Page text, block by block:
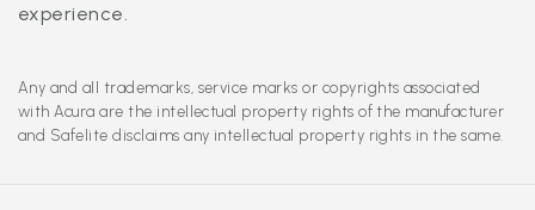
experience.
Any and all trademarks, service marks or copyrights associated
with Acura are the intellectual property rights of the manufacturer
and Safelite disclaims any intellectual property rights in the same.